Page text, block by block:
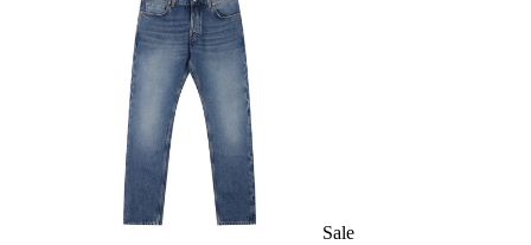
Sale